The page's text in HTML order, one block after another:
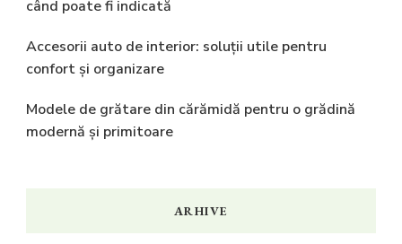
când poate fi indicată
Accesorii auto de interior: soluții utile pentru
confort și organizare
Modele de grătare din cărămidă pentru o grădină
modernă și primitoare
ARHIVE